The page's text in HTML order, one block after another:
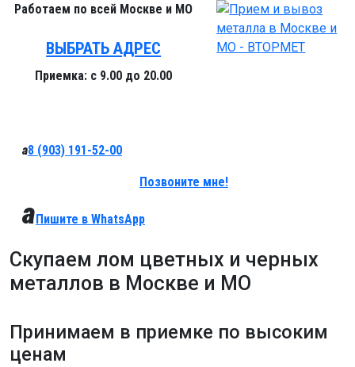
Работаем по всей Москве и МО
ВЫБРАТЬ АДРЕС
Приемка: с 9.00 до 20.00
a8 (903) 191-52-00
Позвоните мне!
a Пишите в WhatsApp
Скупаем лом цветных и черных
металлов в Москве и МО
Принимаем в приемке по высоким
ценам